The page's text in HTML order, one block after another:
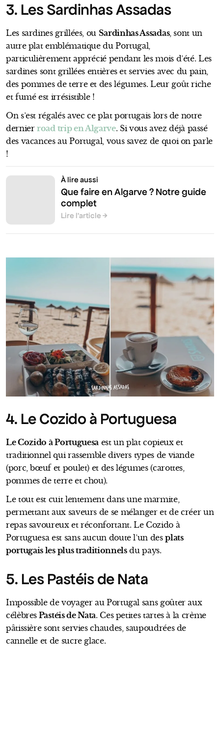
3. Les Sardinhas Assadas
Les sardines grillées, ou Sardinhas Assadas, sont un
autre plat emblématique du Portugal,
particulièrement apprécié pendant les mois d’été. Les
sardines sont grillées entières et servies avec du pain,
des pommes de terre et des légumes. Leur goût riche
et fumé est irrésistible !
On s’est régalés avec ce plat portugais lors de notre
dernierroad trip en Algarve. Si vous avez déjà passé
des vacances au Portugal, vous savez de quoi on parle
!
À lire aussi
Que faire en Algarve ? Notre guide
complet
Lire l’article
SARDINHAS ASSADAS
4. Le Cozido à Portuguesa
Le Cozido à Portuguesa est un plat copieux et
traditionnel qui rassemble divers types de viande
(porc, bœuf et poulet) et des légumes (carottes,
pommes de terre et chou).
Le tout est cuit lentement dans une marmite,
permettant aux saveurs de se mélanger et de créer un
repas savoureux et réconfortant. Le Cozido à
Portuguesa est sans aucun doute l’un desplats
portugais les plus traditionnelsdu pays.
5. Les Pastéis de Nata
Impossible de voyager au Portugal sans goûter aux
célèbres Pastéis de Nata. Ces petites tartes à la crème
pâtissière sont servies chaudes, saupoudrées de
cannelle et de sucre glace.